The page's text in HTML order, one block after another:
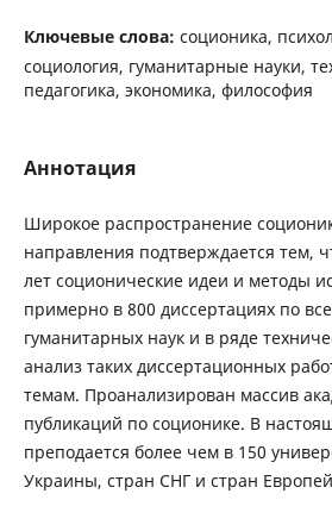
Ключевые слова: соционика,
социология, гуманитарные науки,
педагогика, экономика, философия
Аннотация
Широкое распространение
направления подтверждается тем,
лет соционические идеи и методы
примерно в 800 диссертациях по
гуманитарных наук и в ряде
анализ таких диссертационных
темам. Проанализирован массив
публикаций по соционике. В
преподается более чем в 150
Украины, стран СНГ и стран